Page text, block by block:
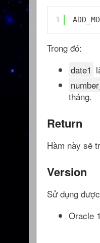
1
Trong đó:
date1
tháng.
Return
Hàm này sẽ
Version
Sử dụng
Oracle